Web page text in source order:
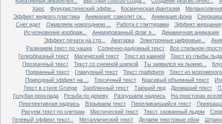
Хаос
Фуиуристический эффе... Космическая фантазия
Эффект жидкого пластика
Анимация: самолет ск... Анимация фона
Снег идет
Оживляем новогоднюю ... Работа с глиттерами
Эффект мерцания
Исчезновение изображ...
Анимированный флаг в...
Динамичная анимация
Эффект печати на стр...
Аватарка Электронные цифровые...
Размажем текст по чашке
Солнечно-радужный текст
Все стильное-
Гелеобразный текст
Магический текст Текст из камней
Текст из глыбы льда
Прозрачный текст
Текст со снежной шапкой Ты заявился на лыжню...
Порванный текст
Гламурный текст Текст граффити
Текст из мороженого
Природный эффект на ...
Токсичный текст Красивый объемный текст
Текст в стиле Grunge
Заоблачный текст Тающий лед Дрожащий текст
Голубая прохлада
Резьба по дереву Разрушаем надпись
На просторах
Перспективная надпись
Взрываем текст Переливающийся текст
Рисуем текст по клеткам
Мистический текст Текст, скованный льдом
Гелевый эффект текст...
Металлический текст Делаем текстовые обои